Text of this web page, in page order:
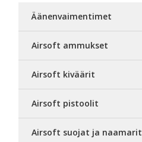
Äänenvaimentimet
Airsoft ammukset
Airsoft kiväärit
Airsoft pistoolit
Airsoft suojat ja naamarit